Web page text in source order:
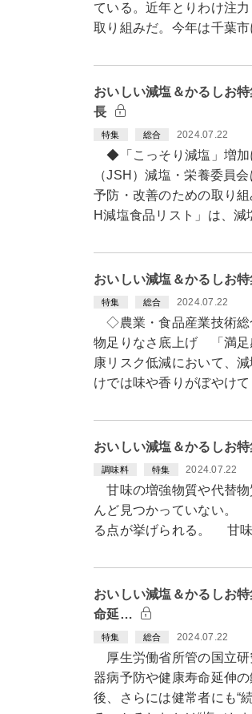
ている。近年とりわけ注
取り組みだ。今年は千葉
おいしい減塩＆かるしお
長
特集 総合 2024.07.22
◆「こっそり減塩」増
（JSH）減塩・栄養委員
予防・改善のための取り
H減塩食品リスト」は、
おいしい減塩＆かるしお
特集 総合 2024.07.22
◇農業・食品産業技術
物足りなさ底上げ 「満
康リスク低減において、
けでは味や香りがぼやけ
おいしい減塩＆かるしお
調味料 特集 2024.07.22
甘味の増強物質や代替物
んど見つかっていない。
る点が挙げられる。 甘
おいしい減塩＆かるしお
命延…
特集 総合 2024.07.22
厚生労働省所管の国立研
器病予防や健康寿命延伸
後、さらには健常者にも“